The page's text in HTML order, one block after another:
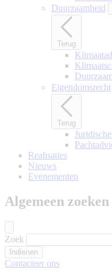
Duurzaamheid
Terug
Eigendomsrecht
Terug
Realisaties
Nieuws
Evenementen
Algemeen zoeken
Zoek
Contacteer ons